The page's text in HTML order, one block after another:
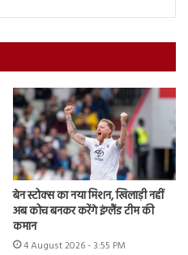
बेन स्टोक्स का नया मिशन, खिलाड़ी नहीं
अब कोच बनकर करेंगे इंग्लैंड टीम की
कमान
4 August 2026 - 3:55 PM